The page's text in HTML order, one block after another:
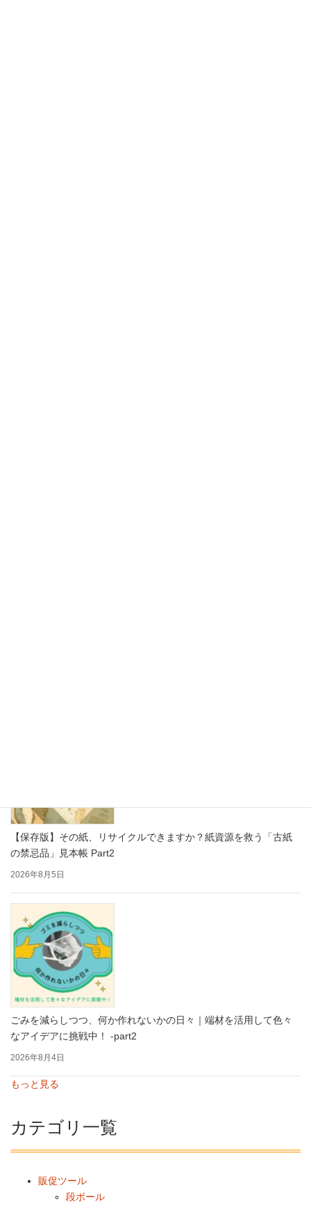
【保存版】その紙、リサイクルできますか？紙資源を救う「古紙
の禁忌品」見本帳 Part2
2026年8月5日
ごみを減らしつつ、何か作れないかの日々｜端材を活用して色々
なアイデアに挑戦中！ -part2
2026年8月4日
もっと見る
カテゴリ一覧
販促ツール
段ボール